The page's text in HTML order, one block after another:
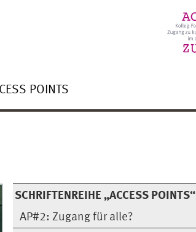
POINTS
SCHRIFTENREIHE „ACCESS POINTS“
AP#2: Zugang für alle?